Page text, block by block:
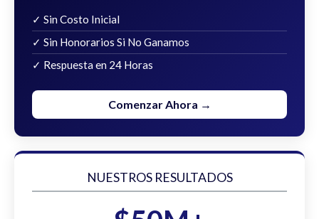
✓ Sin Costo Inicial
✓ Sin Honorarios Si No Ganamos
✓ Respuesta en 24 Horas
Comenzar Ahora →
NUESTROS RESULTADOS